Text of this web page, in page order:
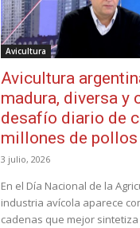
Avicultura
Avicultura
madura, diversa y
desafío diario de
millones de pollos
3 julio, 2026
En el Día Nacional de la
industria avícola aparece
cadenas que mejor